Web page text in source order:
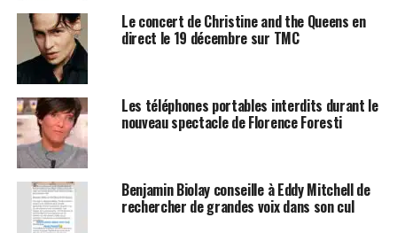
Le concert de Christine and the Queens en
direct le 19 décembre sur TMC
Les téléphones portables interdits durant le
nouveau spectacle de Florence Foresti
Benjamin Biolay conseille à Eddy Mitchell de
rechercher de grandes voix dans son cul